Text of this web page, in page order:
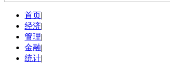
首页|
经济|
管理|
金融|
统计|